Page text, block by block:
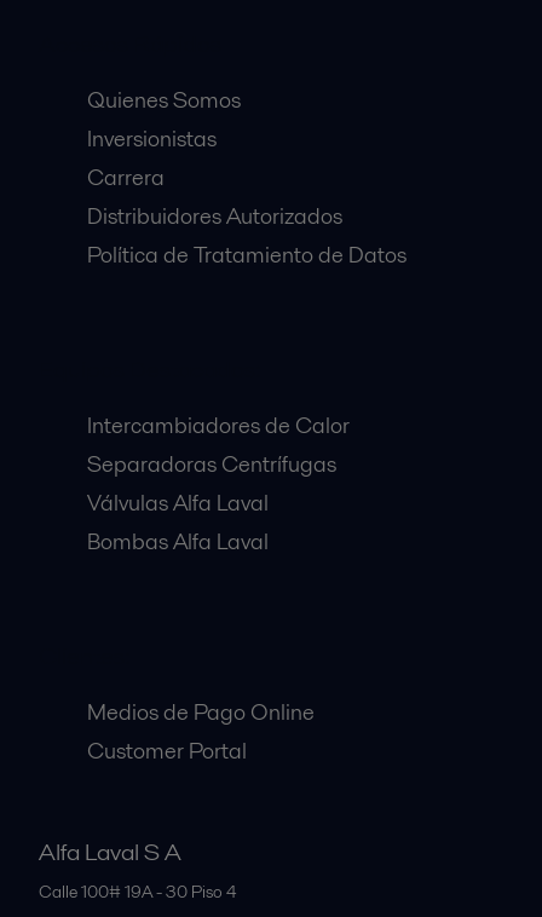
Quienes Somos
Inversionistas
Carrera
Distribuidores Autorizados
Política de Tratamiento de Datos
Intercambiadores de Calor
Separadoras Centrífugas
Válvulas Alfa Laval
Bombas Alfa Laval
Medios de Pago Online
Customer Portal
Alfa Laval S A
Calle 100# 19A - 30 Piso 4